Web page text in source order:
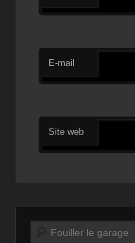
E-mail
Site web
Recherche